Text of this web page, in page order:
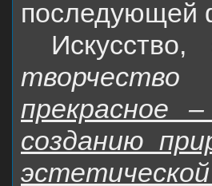
последующей
творчество
прекрасное
созданию